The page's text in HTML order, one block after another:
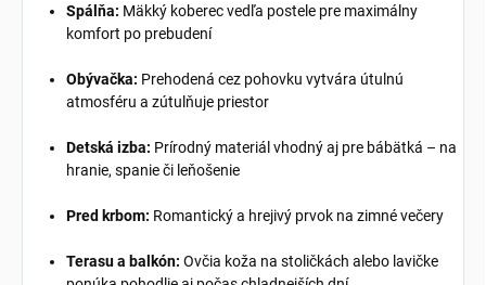
Spálňa: Mäkký koberec vedľa postele pre maximálny
komfort po prebudení
Obývačka: Prehodená cez pohovku vytvára útulnú
atmosféru a zútulňuje priestor
Detská izba: Prírodný materiál vhodný aj pre bábätká – na
hranie, spanie či leňošenie
Pred krbom: Romantický a hrejivý prvok na zimné večery
Terasu a balkón: Ovčia koža na stoličkách alebo lavičke